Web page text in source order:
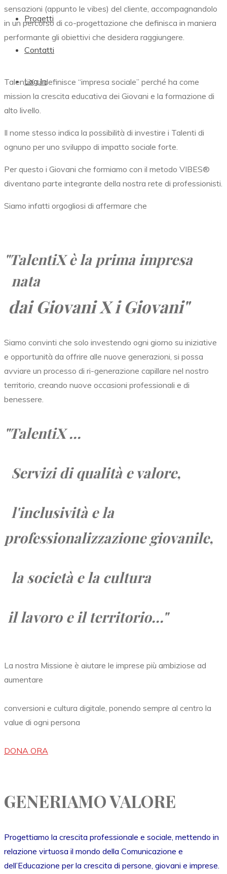
Progetti
Contatti
Log In
sensazioni (appunto le vibes) del cliente, accompagnandolo
in un percorso di co-progettazione che definisca in maniera
performante gli obiettivi che desidera raggiungere.
TalentiX si definisce “impresa sociale” perché ha come
mission la crescita educativa dei Giovani e la formazione di
alto livello.
Il nome stesso indica la possibilità di investire i Talenti di
ognuno per uno sviluppo di impatto sociale forte.
Per questo i Giovani che formiamo con il metodo VIBES®
diventano parte integrante della nostra rete di professionisti.
Siamo infatti orgogliosi di affermare che
"TalentiXè la prima impresa
nata
dai Giovani X i Giovani"
Siamo convinti che solo investendo ogni giorno su iniziative
e opportunità da offrire alle nuove generazioni, si possa
avviare un processo di ri-generazione capillare nel nostro
territorio, creando nuove occasioni professionali e di
benessere.
"TalentiX ...
Servizi di qualità e valore,
l'inclusività e la
professionalizzazione giovanile,
la società ela cultura
il lavoro eil territorio..."
La nostra Missione è aiutare le imprese più ambiziose ad
aumentare
conversioni e cultura digitale, ponendo sempre al centro la
value di ogni persona
DONA ORA
GENERIAMO VALORE
Progettiamo la crescita professionale e sociale, mettendo in
relazione virtuosa il mondo della Comunicazione e
dell’Educazione per la crescita di persone, giovani e imprese.